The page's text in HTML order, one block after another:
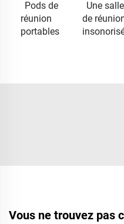
Pods de
réunion
portables
Une salle
de
Vous ne trouvez pas